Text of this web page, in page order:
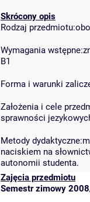
Skrócony opis
Rodzaj
Wymagania
B1
Forma i warunki
Założenia i cele
sprawności
Metody
naciskiem na
autonomii studenta.
Zajęcia przedmiotu
Semestr zimowy